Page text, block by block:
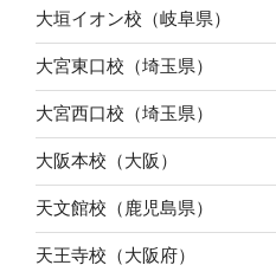
大垣イオン校（岐阜県）
大宮東口校（埼玉県）
大宮西口校（埼玉県）
大阪本校（大阪）
天文館校（鹿児島県）
天王寺校（大阪府）